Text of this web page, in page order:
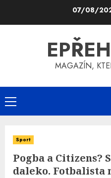
07/08/
MAGAZÍN,
Primary
Menu
Sport
Pogba a Citizens?
daleko. Fotbalista